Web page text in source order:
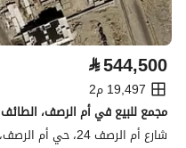
⃁544,500
19,497 م2
مجمع للبيع في أم الرصف، الطائف
شارع أم الرصف 24، حي أم الرصف، الطائف